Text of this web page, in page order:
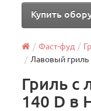
Купить
Фаст-фуд
Лавовый гриль
Гриль с
140 D в